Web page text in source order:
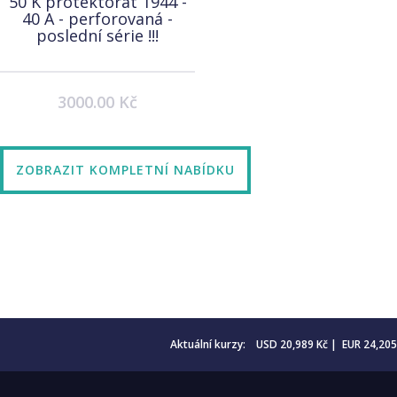
40 A - perforovaná -
poslední série !!!
3000.00 Kč
ZOBRAZIT KOMPLETNÍ NABÍDKU
Aktuální kurzy: USD 20,989 Kč | EUR